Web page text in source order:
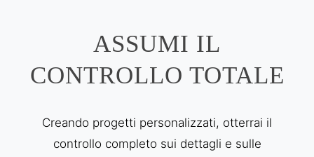
ASSUMI IL
CONTROLLO TOTALE
Creando progetti personalizzati, otterrai il
controllo completo sui dettagli e sulle